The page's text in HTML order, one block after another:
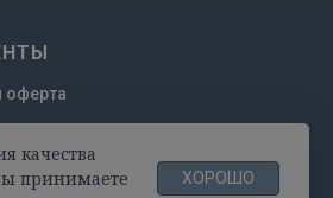
качества
принимаете
ХОРОШО
оферта